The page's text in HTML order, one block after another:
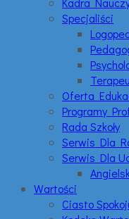
Specjaliści
Oferta
Programy
Rada Szkoły
Serwis Dla
Serwis Dla
Wartości
Ciasto